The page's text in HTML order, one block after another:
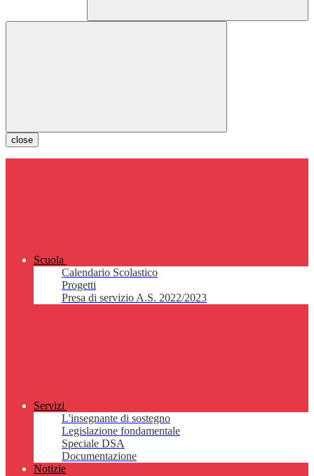
close
Scuola
Calendario Scolastico
Progetti
Presa di servizio A.S. 2022/2023
Servizi
L'insegnante di sostegno
Legislazione fondamentale
Speciale DSA
Documentazione
Notizie